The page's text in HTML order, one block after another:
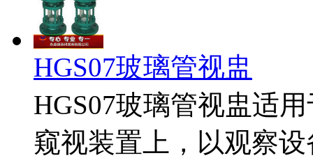
HGS07玻璃管视盅
HGS07玻璃管视盅适
窥视装置上，以观察